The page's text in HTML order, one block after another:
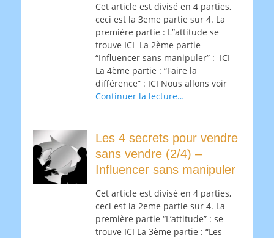
Cet article est divisé en 4 parties,
ceci est la 3eme partie sur 4. La
première partie : L”attitude se
trouve ICI La 2ème partie
“Influencer sans manipuler” : ICI
La 4ème partie : “Faire la
différence” : ICI Nous allons voir
Continuer la lecture…
Les 4 secrets pour vendre
sans vendre (2/4) –
Influencer sans manipuler
Cet article est divisé en 4 parties,
ceci est la 2eme partie sur 4. La
première partie “L’attitude” : se
trouve ICI La 3ème partie : “Les